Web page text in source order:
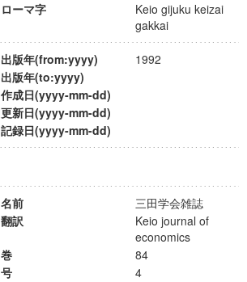
ローマ字
Keio gijuku keizai
gakkai
出版年(from:yyyy)
1992
出版年(to:yyyy)
作成日(yyyy-mm-dd)
更新日(yyyy-mm-dd)
記録日(yyyy-mm-dd)
名前
三田学会雑誌
翻訳
Keio journal of
economics
巻
84
号
4